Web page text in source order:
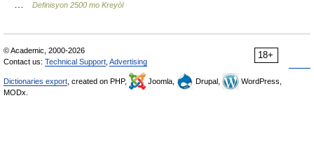
Definisyon 2500 mo Kreyòl
18+
© Academic, 2000-2026
Contact us: Technical Support Advertising
Dictionaries export , created on PHP, Joomla, Drupal,
WordPress,
MODx.